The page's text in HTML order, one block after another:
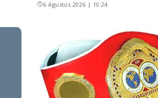
6 Agustus 2026 | 10:24